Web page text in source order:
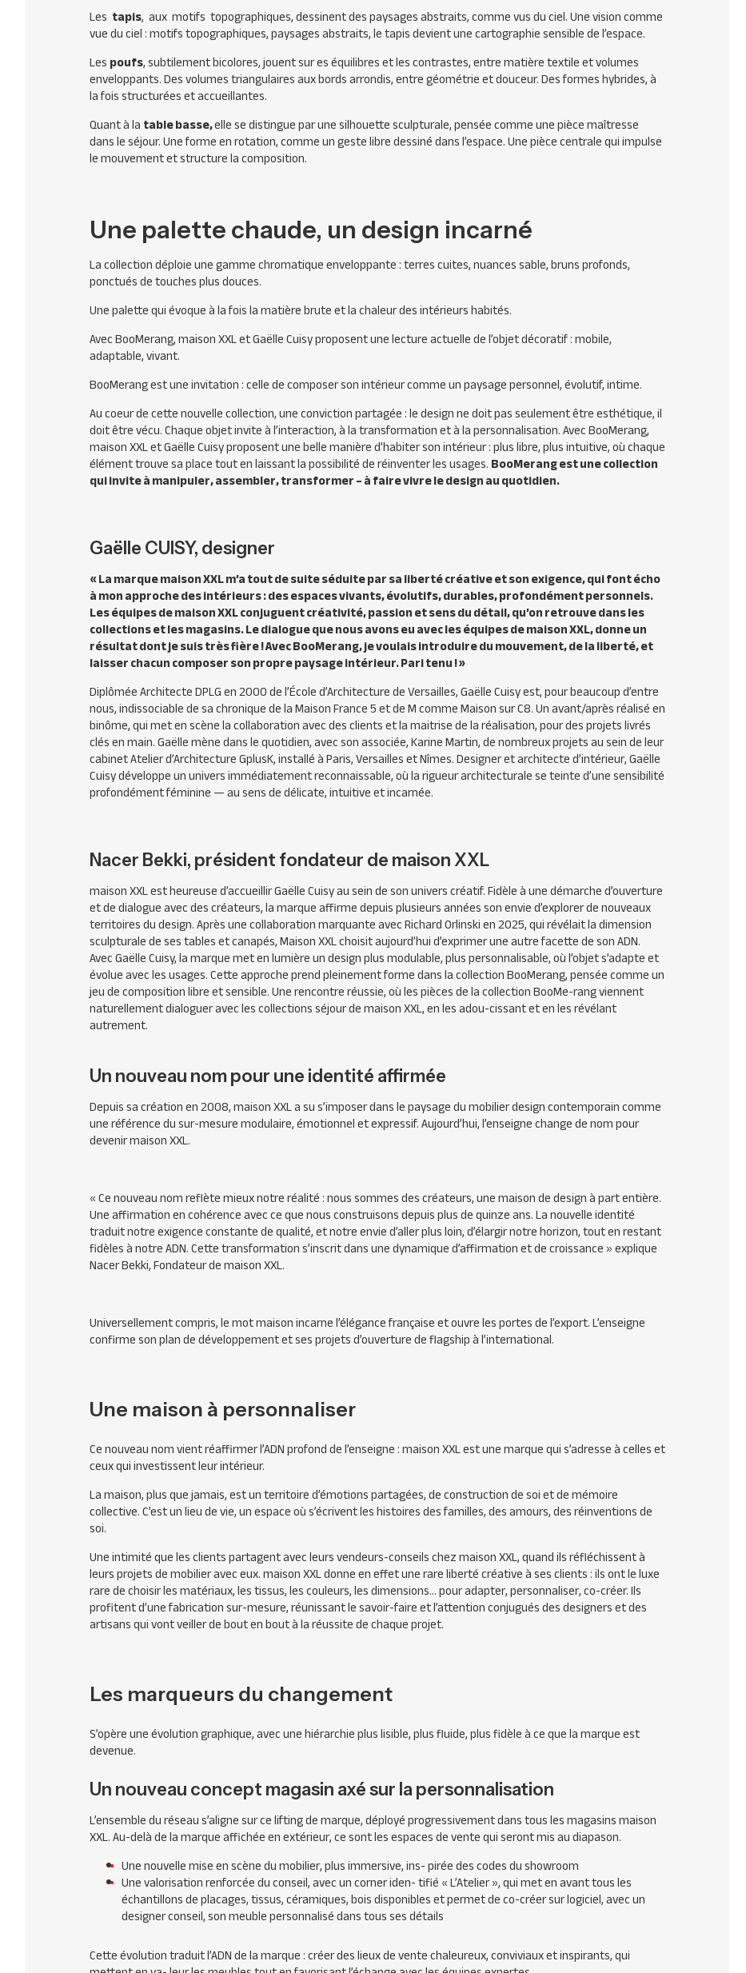
Les tapis, aux motifs topographiques, dessinent des paysages abstraits, comme vus du ciel. Une vision comme
vue du ciel : motifs topographiques, paysages abstraits, le tapis devient une cartographie sensible de l’espace.
Lespoufs, subtilement bicolores, jouent sur es équilibres et les contrastes, entre matière textile et volumes
enveloppants. Des volumes triangulaires aux bords arrondis, entre géométrie et douceur. Des formes hybrides, à
la fois structurées et accueillantes.
Quant à latable basse,elle se distingue par une silhouette sculpturale, pensée comme une pièce maîtresse
dans le séjour. Une forme en rotation, comme un geste libre dessiné dans l’espace. Une pièce centrale qui impulse
le mouvement et structure la composition.
Une palette chaude, un design incarné
La collection déploie une gamme chromatique enveloppante : terres cuites, nuances sable, bruns profonds,
ponctués de touches plus douces.
Une palette qui évoque à la fois la matière brute et la chaleur des intérieurs habités.
Avec BooMerang, maison XXL et Gaëlle Cuisy proposent une lecture actuelle de l’objet décoratif : mobile,
adaptable, vivant.
BooMerang est une invitation : celle de composer son intérieur comme un paysage personnel, évolutif, intime.
Au coeur de cette nouvelle collection, une conviction partagée : le design ne doit pas seulement être esthétique, il
doit être vécu. Chaque objet invite à l’interaction, à la transformation et à la personnalisation. Avec BooMerang,
maison XXL et Gaëlle Cuisy proposent une belle manière d’habiter son intérieur : plus libre, plus intuitive, où chaque
élément trouve sa place tout en laissant la possibilité de réinventer les usages.BooMerang est une collection
qui invite à manipuler, assembler, transformer – à faire vivre le design au quotidien.
Gaëlle CUISY, designer
« La marque maison XXL m’a tout de suite séduite par sa liberté créa­tive et son exigence, qui font écho
à mon approche des intérieurs : des espaces vivants, évolutifs, durables, profondément personnels.
Les équipes de maison XXL conjuguent créativité, passion et sens du détail, qu’on retrouve dans les
collections et les magasins. Le dialogue que nous avons eu avec les équipes de maison XXL, donne un
résultat dont je suis très fière ! Avec BooMerang, je voulais introduire du mou­vement, de la liberté, et
laisser chacun composer son propre paysage intérieur. Pari tenu ! »
Diplômée Architecte DPLG en 2000 de l’École d’Architecture de Ver­sailles, Gaëlle Cuisy est, pour beaucoup d’entre
nous, indissociable de sa chronique de la Maison France 5 et de M comme Maison sur C8. Un avant/après réalisé en
binôme, qui met en scène la collaboration avec des clients et la maitrise de la réalisation, pour des projets livrés
clés en main. Gaëlle mène dans le quotidien, avec son associée, Karine Mar­tin, de nombreux projets au sein de leur
cabinet Atelier d’Architecture GplusK, installé à Paris, Versailles et Nîmes. Designer et architecte d’intérieur, Gaëlle
Cuisy développe un univers immédiatement reconnaissable, où la rigueur architecturale se teinte d’une sensibilité
profondément fé­minine — au sens de délicate, intuitive et incarnée.
Nacer Bekki, président fondateur de maison XXL
maison XXL est heureuse d’accueillir Gaëlle Cuisy au sein de son univers créatif. Fidèle à une démarche d’ouverture
et de dialogue avec des créateurs, la marque affirme depuis plu­sieurs années son envie d’explorer de nouveaux
territoires du design. Après une collaboration marquante avec Richard Orlinski en 2025, qui révélait la dimension
sculpturale de ses tables et canapés, Maison XXL choisit aujourd’hui d’exprimer une autre facette de son ADN.
Avec Gaëlle Cuisy, la marque met en lumière un de­sign plus modulable, plus personnalisable, où l’objet s’adapte et
évolue avec les usages. Cette approche prend pleinement forme dans la col­lection BooMerang, pensée comme un
jeu de composition libre et sensible. Une rencontre réussie, où les pièces de la collection BooMe-rang viennent
naturellement dialoguer avec les collections séjour de maison XXL, en les adou-cissant et en les révélant
autrement.
Un nouveau nom pour une identité affirmée
Depuis sa création en 2008, maison XXL a su s’imposer dans le paysage du mobilier design contemporain comme
une référence du sur-mesure modulaire, émotionnel et expressif. Aujourd’hui, l’enseigne change de nom pour
devenir maison XXL.
« Cenouveau nom reflète mieux notre réalité : nous sommes des créateurs, une maison de design à part entière.
Une affirmation en cohérence avec ce que nous construisons depuis plus de quinze ans. La nouvelle identité
traduit notre exigence constante de qualité, et notre envie d’aller plus loin, d’élargir notre horizon, tout en restant
fidèles à notre ADN. Cette transformation s’inscrit dans une dynamique d’affirmation et de croissance» explique
Nacer Bekki, Fondateur de maison XXL.
Universellement compris, le mot maison incarne l’élégance française et ouvre les portes de l’export. L’enseigne
confirme son plan de développement et ses projets d’ouverture de flagship à l’international.
Une maison à personnaliser
Ce nouveau nom vient réaffirmer l’ADN profond de l’enseigne : maison XXL est une marque qui s’adresse à celles et
ceux qui investissent leur intérieur.
La maison, plus que jamais, est un territoire d’émotions partagées, de construction de soi et de mémoire
collective. C’est un lieu de vie, un espace où s’écrivent les histoires des familles, des amours, des réinventions de
soi.
Une intimité que les clients partagent avec leurs vendeurs-conseils chez maison XXL, quand ils réfléchissent à
leurs projets de mobilier avec eux. maison XXL donne en effet une rare liberté créative à ses clients : ils ont le luxe
rare de choisir les matériaux, les tissus, les couleurs, les dimensions… pour adapter, personnaliser, co-créer. Ils
profitent d’une fabrication sur-mesure, réunissant le savoir-faire et l’attention conjugués des designers et des
artisans qui vont veiller de bout en bout à la réussite de chaque projet.
Les marqueurs du changement
S’opère une évolution graphique, avec une hiérarchie plus lisible, plus fluide, plus fidèle à ce que la marque est
devenue.
Un nouveau concept magasin axé sur la personnalisation
L’ensemble du réseau s’aligne sur ce lifting de marque, déployé progressivement dans tous les magasins maison
XXL. Au-delà de la marque affichée en extérieur, ce sont les espaces de vente qui seront mis au diapason.
Une nouvelle mise en scène du mobilier, plus immersive, ins- pirée des codes du showroom
Une valorisation renforcée du conseil, avec un corner iden- tifié « L’Atelier », qui met en avant tous les
échantillons de placages, tissus, céramiques, bois disponibles et permet de co-créer sur logiciel, avec un
designer conseil, son meuble personnalisé dans tous ses détails
Cette évolution traduit l’ADN de la marque : créer des lieux de vente chaleureux, conviviaux et inspirants, qui